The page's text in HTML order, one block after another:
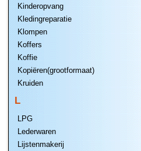
Kinderopvang
Kledingreparatie
Klompen
Koffers
Koffie
Kopiëren(grootformaat)
Kruiden
L
LPG
Lederwaren
Lijstenmakerij